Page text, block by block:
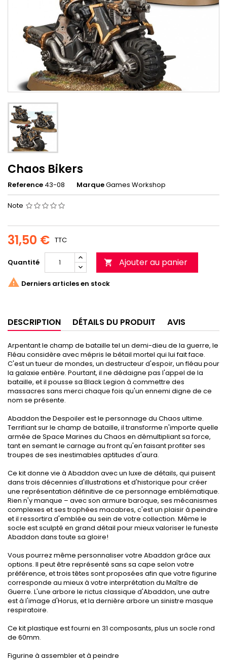
Chaos Bikers
Reference 43-08 MarqueGames Workshop
Note
31,50 € TTC
Quantité  Ajouter au panier
 Derniers articles en stock
DESCRIPTION DÉTAILS DU PRODUIT AVIS
Arpentant le champ de bataille tel un demi-dieu de la guerre, le
Fléau considère avec mépris le bétail mortel qui lui fait face.
C'est un tueur de mondes, un destructeur d'espoir, un fléau pour
la galaxie entière. Pourtant, il ne dédaigne pas l'appel de la
bataille, et il pousse sa Black Legion à commettre des
massacres sans merci chaque fois qu'un ennemi digne de ce
nom se présente.
Abaddon the Despoiler est le personnage du Chaos ultime.
Terrifiant sur le champ de bataille, il transforme n'importe quelle
armée de Space Marines du Chaos en démultipliant sa force,
tant en semant le carnage au front qu'en faisant profiter ses
troupes de ses inestimables aptitudes d'aura.
Ce kit donne vie à Abaddon avec un luxe de détails, qui puisent
dans trois décennies d'illustrations et d'historique pour créer
une représentation définitive de ce personnage emblématique.
Rien n'y manque – avec son armure baroque, ses mécanismes
complexes et ses trophées macabres, c'est un plaisir à peindre
et il ressortira d'emblée au sein de votre collection. Même le
socle est sculpté en grand détail pour mieux valoriser le funeste
Abaddon dans toute sa gloire!
Vous pourrez même personnaliser votre Abaddon grâce aux
options. Il peut être représenté sans sa cape selon votre
préférence, et trois têtes sont proposées afin que votre figurine
corresponde au mieux à votre interprétation du Maître de
Guerre. L'une arbore le rictus classique d'Abaddon, une autre
est à l'image d'Horus, et la dernière arbore un sinistre masque
respiratoire.
Ce kit plastique est fourni en 31 composants, plus un socle rond
de 60mm.
Figurine à assembler et à peindre